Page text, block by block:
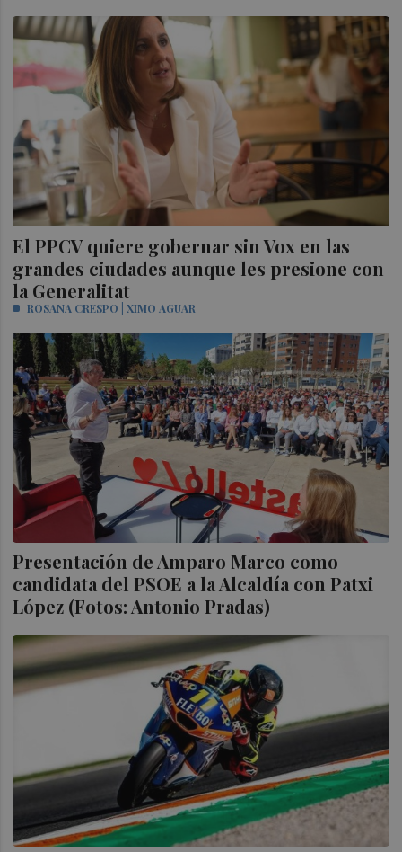
El PPCV quiere gobernar sin Vox en las
grandes ciudades aunque les presione con
la Generalitat
ROSANA CRESPO | XIMO AGUAR
Presentación de Amparo Marco como
candidata del PSOE a la Alcaldía con Patxi
López (Fotos: Antonio Pradas)